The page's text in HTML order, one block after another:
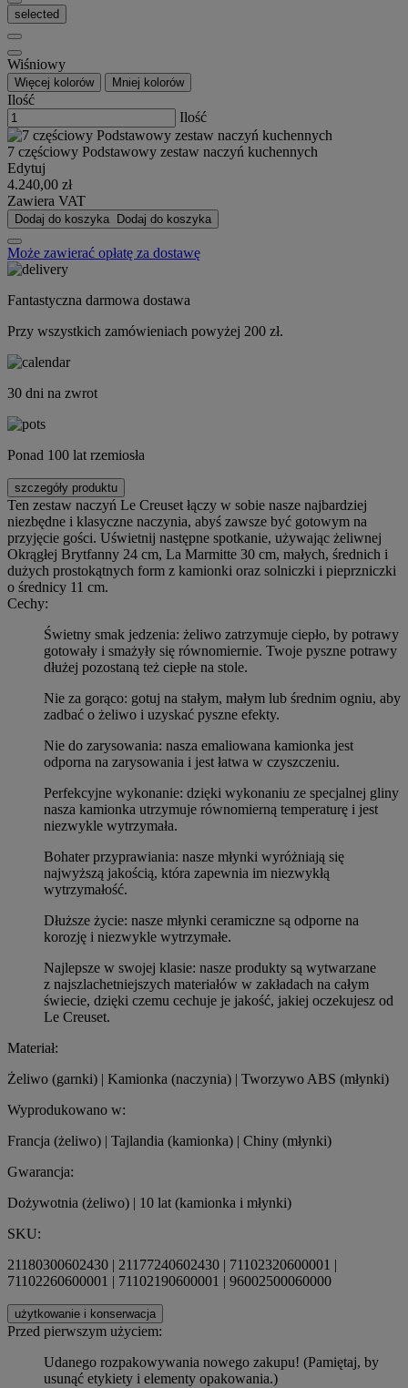
selected
Wiśniowy
Więcej kolorów Mniej kolorów
Ilość
Ilość
7 częściowy Podstawowy zestaw naczyń kuchennych
Edytuj
4.240,00 zł
Zawiera VAT
Dodaj do koszyka Dodaj do koszyka
Może zawierać opłatę za dostawę
Fantastyczna darmowa dostawa
Przy wszystkich zamówieniach powyżej 200 zł.
30 dni na zwrot
Ponad 100 lat rzemiosła
szczegóły produktu
Ten zestaw naczyń Le Creuset łączy w sobie nasze najbardziej
niezbędne i klasyczne naczynia, abyś zawsze być gotowym na
przyjęcie gości. Uświetnij następne spotkanie, używając żeliwnej
Okrągłej Brytfanny 24 cm, La Marmitte 30 cm, małych, średnich i
dużych prostokątnych form z kamionki oraz solniczki i pieprzniczki
o średnicy 11 cm.
Cechy:
Świetny smak jedzenia: żeliwo zatrzymuje ciepło, by potrawy
gotowały i smażyły się równomiernie. Twoje pyszne potrawy
dłużej pozostaną też ciepłe na stole.
Nie za gorąco: gotuj na stałym, małym lub średnim ogniu, aby
zadbać o żeliwo i uzyskać pyszne efekty.
Nie do zarysowania: nasza emaliowana kamionka jest
odporna na zarysowania i jest łatwa w czyszczeniu.
Perfekcyjne wykonanie: dzięki wykonaniu ze specjalnej gliny
nasza kamionka utrzymuje równomierną temperaturę i jest
niezwykle wytrzymała.
Bohater przyprawiania: nasze młynki wyróżniają się
najwyższą jakością, która zapewnia im niezwykłą
wytrzymałość.
Dłuższe życie: nasze młynki ceramiczne są odporne na
korozję i niezwykle wytrzymałe.
Najlepsze w swojej klasie: nasze produkty są wytwarzane
z najszlachetniejszych materiałów w zakładach na całym
świecie, dzięki czemu cechuje je jakość, jakiej oczekujesz od
Le Creuset.
Materiał:
Żeliwo (garnki) | Kamionka (naczynia) | Tworzywo ABS (młynki)
Wyprodukowano w:
Francja (żeliwo) | Tajlandia (kamionka) | Chiny (młynki)
Gwarancja:
Dożywotnia (żeliwo) | 10 lat (kamionka i młynki)
SKU:
21180300602430 | 21177240602430 | 71102320600001 |
71102260600001 | 71102190600001 | 96002500060000
użytkowanie i konserwacja
Przed pierwszym użyciem:
Udanego rozpakowywania nowego zakupu! (Pamiętaj, by
usunąć etykiety i elementy opakowania.)